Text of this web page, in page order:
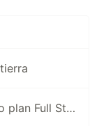
Diario de Python | #2. Mi propio plan Full Stack